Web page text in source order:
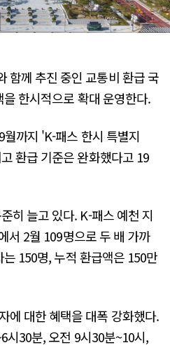
함께 추진 중인 교통비 환급 국
한시적으로 확대 운영한다.
까지 'K-패스 한시 특별지
환급 기준은 완화했다고 19
히 늘고 있다. K-패스 예천 지
서 2월 109명으로 두 배 가까
150명, 누적 환급액은 150만
에 대한 혜택을 대폭 강화했다.
시30분, 오전 9시30분~10시,